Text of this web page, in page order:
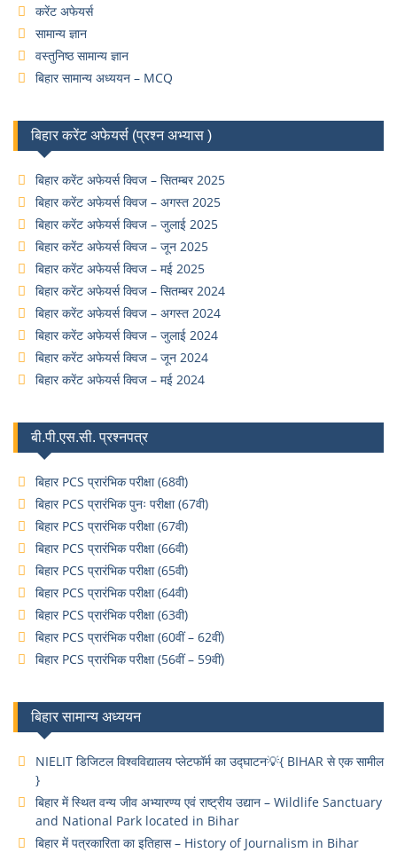
करेंट अफेयर्स
सामान्य ज्ञान
वस्तुनिष्ठ सामान्य ज्ञान
बिहार सामान्य अध्ययन – MCQ
बिहार करेंट अफेयर्स (प्रश्न अभ्यास )
बिहार करेंट अफेयर्स क्विज – सितम्बर 2025
बिहार करेंट अफेयर्स क्विज – अगस्त 2025
बिहार करेंट अफेयर्स क्विज – जुलाई 2025
बिहार करेंट अफेयर्स क्विज – जून 2025
बिहार करेंट अफेयर्स क्विज – मई 2025
बिहार करेंट अफेयर्स क्विज – सितम्बर 2024
बिहार करेंट अफेयर्स क्विज – अगस्त 2024
बिहार करेंट अफेयर्स क्विज – जुलाई 2024
बिहार करेंट अफेयर्स क्विज – जून 2024
बिहार करेंट अफेयर्स क्विज – मई 2024
बी.पी.एस.सी. प्रश्नपत्र
बिहार PCS प्रारंभिक परीक्षा (68वी)
बिहार PCS प्रारंभिक पुनः परीक्षा (67वी)
बिहार PCS प्रारंभिक परीक्षा (67वी)
बिहार PCS प्रारंभिक परीक्षा (66वी)
बिहार PCS प्रारंभिक परीक्षा (65वी)
बिहार PCS प्रारंभिक परीक्षा (64वी)
बिहार PCS प्रारंभिक परीक्षा (63वी)
बिहार PCS प्रारंभिक परीक्षा (60वीं – 62वीं)
बिहार PCS प्रारंभिक परीक्षा (56वीं – 59वीं)
बिहार सामान्य अध्ययन
NIELIT डिजिटल विश्वविद्यालय प्लेटफॉर्म का उद्घाटन💡{ BIHAR से एक सामील
}
बिहार में स्थित वन्य जीव अभ्यारण्य एवं राष्ट्रीय उद्यान – Wildlife Sanctuary
and National Park located in Bihar
बिहार में पत्रकारिता का इतिहास – History of Journalism in Bihar